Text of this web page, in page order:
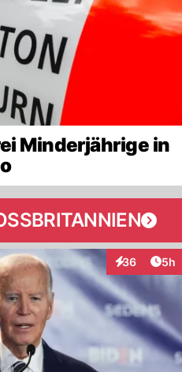
Minderjährige in
36
Interaktionen
5h